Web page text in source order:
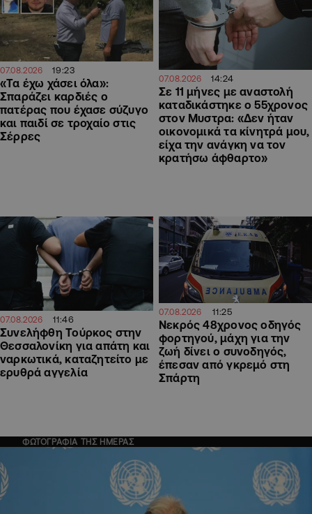
07.08.2026 19:23
«Τα έχω χάσει όλα»:
Σπαράζει καρδιές ο
πατέρας που έχασε σύζυγο
και παιδί σε τροχαίο στις
Σέρρες
07.08.2026 14:24
Σε 11 μήνες με αναστολή
καταδικάστηκε ο 55χρονος
στον Μυστρα: «Δεν ήταν
οικονομικά τα κίνητρά μου,
είχα την ανάγκη να τον
κρατήσω άφθαρτο»
07.08.2026 11:46
Συνελήφθη Τούρκος στην
Θεσσαλονίκη για απάτη και
ναρκωτικά, καταζητείτο με
ερυθρά αγγελία
07.08.2026 11:25
Νεκρός 48χρονος οδηγός
φορτηγού, μάχη για την
ζωή δίνει ο συνοδηγός,
έπεσαν από γκρεμό στη
Σπάρτη
ΦΩΤΟΓΡΑΦΙΑ ΤΗΣ ΗΜΕΡΑΣ